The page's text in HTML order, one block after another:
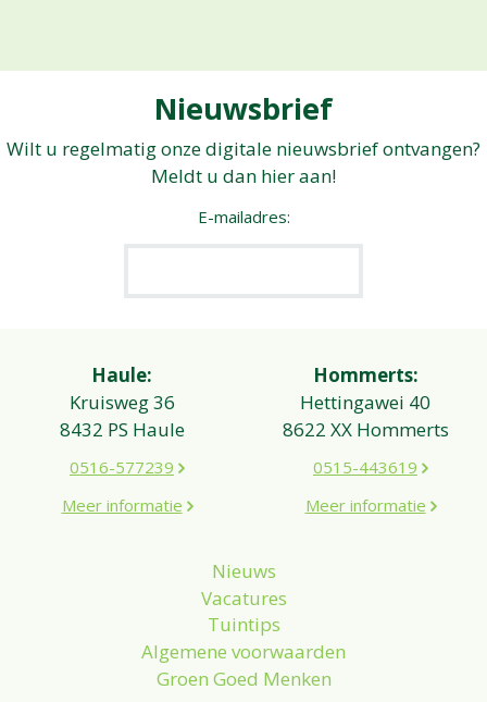
Nieuwsbrief
Wilt u regelmatig onze digitale nieuwsbrief ontvangen?
Meldt u dan hier aan!
E-mailadres:
Haule:
Kruisweg 36
8432 PS Haule
0516-577239
Meer informatie
Hommerts:
Hettingawei 40
8622 XX Hommerts
0515-443619
Meer informatie
Nieuws
Vacatures
Tuintips
Algemene voorwaarden
Groen Goed Menken